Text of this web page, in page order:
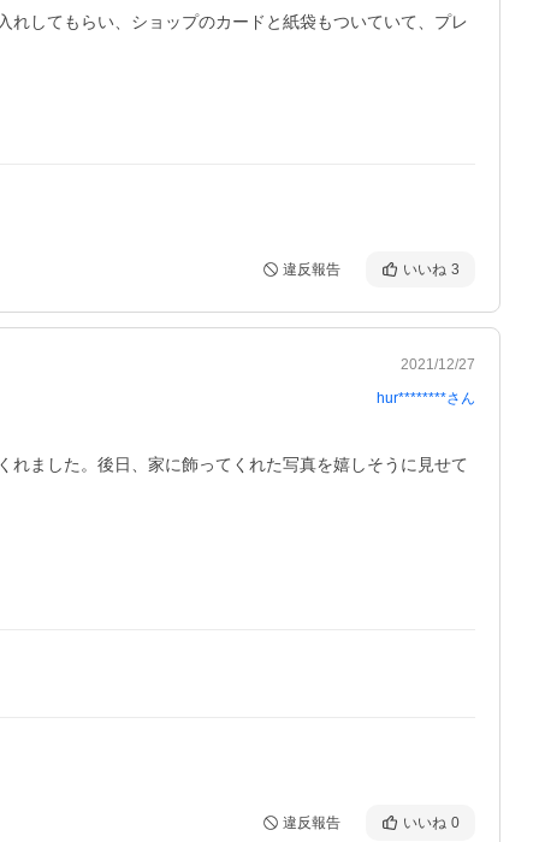
してもらい、ショップのカードと紙袋もついていて、プレ
違反報告 いいね 3
2021/12/27
hur********さん
ました。後日、家に飾ってくれた写真を嬉しそうに見せて
違反報告 いいね 0